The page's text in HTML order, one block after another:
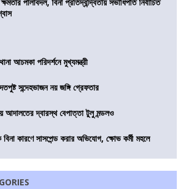
আচমকা পরিদর্শনে মুখ্যমন্ত্রী
সন্দেহভাজন নয় জঙ্গি গ্রেফতার
আদালতের দ্বারস্থ বেপাত্তা টুলু মন্ডলও
বিনা কারণে সাসপেন্ড করার অভিযোগ, ক্ষোভ কর্মী মহলে